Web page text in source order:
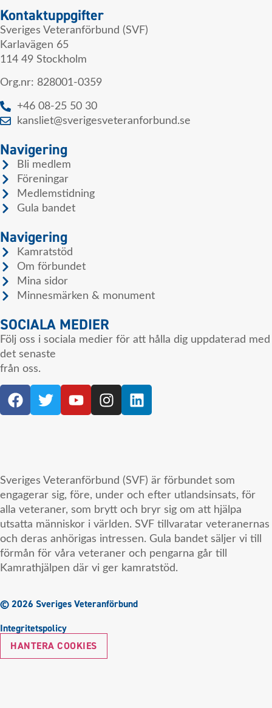
Kontaktuppgifter
Sveriges Veteranförbund (SVF)
Karlavägen 65
114 49 Stockholm
Org.nr: 828001-0359
+46 08-25 50 30
kansliet@sverigesveteranforbund.se
Navigering
Bli medlem
Föreningar
Medlemstidning
Gula bandet
Navigering
Kamratstöd
Om förbundet
Mina sidor
Minnesmärken & monument
SOCIALA MEDIER
Följ oss i sociala medier för att hålla dig uppdaterad med
det senaste
från oss.
Sveriges Veteranförbund (SVF) är förbundet som
engagerar sig, före, under och efter utlandsinsats, för
alla veteraner, som brytt och bryr sig om att hjälpa
utsatta människor i världen. SVF tillvaratar veteranernas
och deras anhörigas intressen. Gula bandet säljer vi till
förmån för våra veteraner och pengarna går till
Kamrathjälpen där vi ger kamratstöd.
© 2026 Sveriges Veteranförbund
Integritetspolicy
HANTERA COOKIES